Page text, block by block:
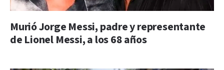
Murió Jorge Messi, padre y representante
de Lionel Messi, a los 68 años